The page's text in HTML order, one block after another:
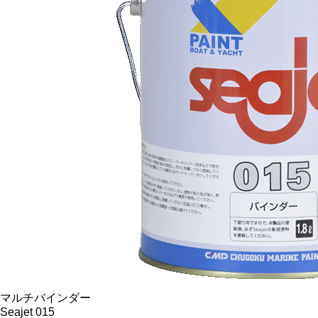
マルチバインダー
Seajet 015